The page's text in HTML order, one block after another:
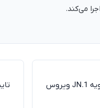
می‌کند.
ابتلای ۸۶ درصد بیماران کووید۱۹ به سویه JN.1 ویروس